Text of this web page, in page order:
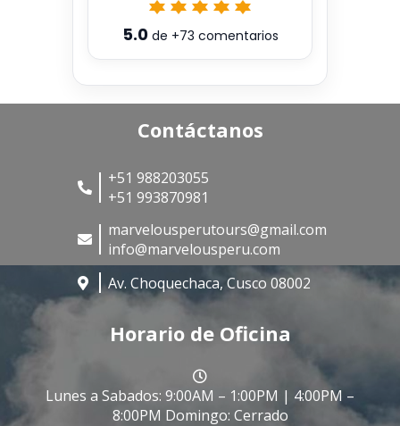
5.0de +73 comentarios
Contáctanos
+51 988203055
+51 993870981
marvelousperutours@gmail.com
info@marvelousperu.com
Av. Choquechaca, Cusco 08002
Horario de Oficina
Lunes a Sabados: 9:00AM – 1:00PM | 4:00PM –
8:00PM Domingo: Cerrado